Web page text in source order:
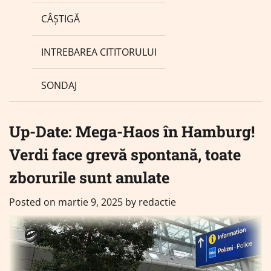
CÂȘTIGĂ
INTREBAREA CITITORULUI
SONDAJ
Up-Date: Mega-Haos în Hamburg!
Verdi face grevă spontană, toate
zborurile sunt anulate
Posted on martie 9, 2025 by redactie